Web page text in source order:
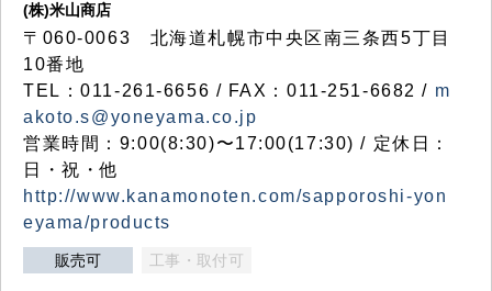
(株)米山商店
〒060-0063 北海道札幌市中央区南三条西5丁目
10番地
TEL：011-261-6656 / FAX：011-251-6682 / m
akoto.s@yoneyama.co.jp
営業時間：9:00(8:30)〜17:00(17:30) / 定休日：
日・祝・他
http://www.kanamonoten.com/sapporoshi-yon
eyama/products
販売可 工事・取付可